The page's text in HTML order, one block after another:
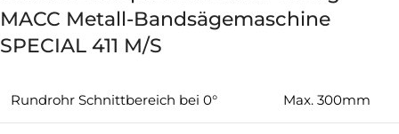
MACC Metall-Bandsägemaschine
SPECIAL 411 M/S
Rundrohr Schnittbereich bei 0° Max. 300mm